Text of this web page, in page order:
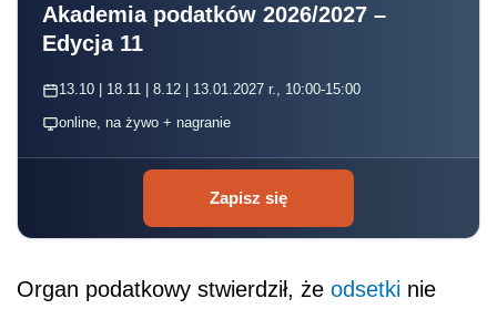
Akademia podatków 2026/2027 –
Edycja 11
13.10 | 18.11 | 8.12 | 13.01.2027 r., 10:00-15:00
online, na żywo + nagranie
Zapisz się
Organ podatkowy stwierdził, że odsetki nie